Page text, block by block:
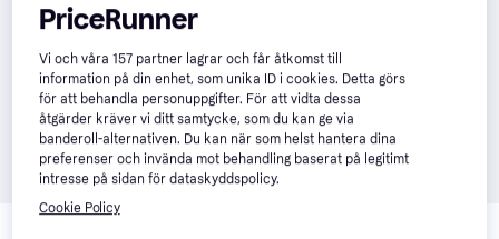
Relaterade produkter
PriceRunner
Vi och våra157 partner lagrar och får åtkomst till
information på din enhet, som unika ID i cookies. Detta görs
för att behandla personuppgifter. För att vidta dessa
åtgärder kräver vi ditt samtycke, som du kan ge via
banderoll-alternativen. Du kan när som helst hantera dina
preferenser och invända mot behandling baserat på legitimt
intresse på sidan för dataskyddspolicy.
Cookie Policy